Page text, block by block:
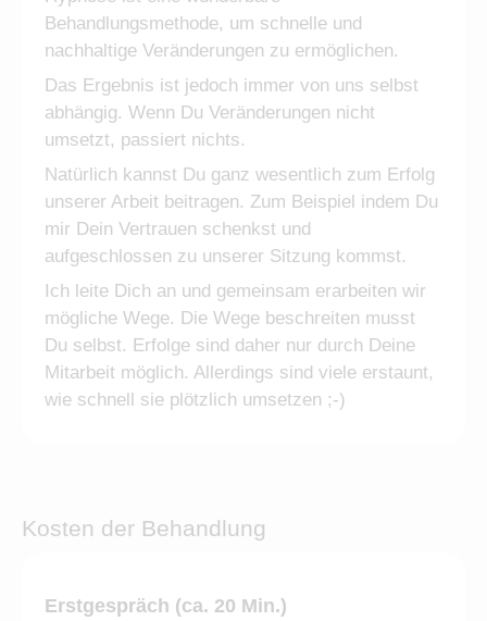
Behandlungsmethode, um schnelle und
nachhaltige Veränderungen zu ermöglichen.
Das Ergebnis ist jedoch immer von uns selbst
abhängig. Wenn Du Veränderungen nicht
umsetzt, passiert nichts.
Natürlich kannst Du ganz wesentlich zum Erfolg
unserer Arbeit beitragen. Zum Beispiel indem Du
mir Dein Vertrauen schenkst und
aufgeschlossen zu unserer Sitzung kommst.
Ich leite Dich an und gemeinsam erarbeiten wir
mögliche Wege. Die Wege beschreiten musst
Du selbst. Erfolge sind daher nur durch Deine
Mitarbeit möglich. Allerdings sind viele erstaunt,
wie schnell sie plötzlich umsetzen ;-)
Kosten der Behandlung
Erstgespräch (ca. 20 Min.)